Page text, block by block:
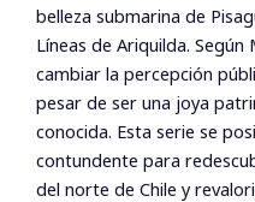
belleza submarina de
Líneas de Ariquilda.
cambiar la percepción
pesar de ser una joya
conocida. Esta serie se
contundente para
del norte de Chile y